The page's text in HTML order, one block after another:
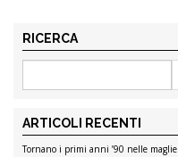
RICERCA
ARTICOLI RECENTI
Tornano i primi anni ’90 nelle